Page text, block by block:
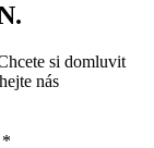
si domluvit
nás
*